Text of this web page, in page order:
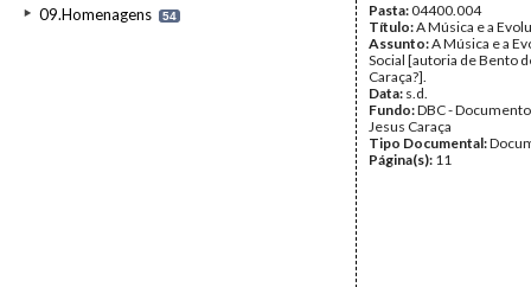
09.Homenagens 54 Pasta:04400.004
Título:A Música e a
Assunto:A Música e a
Social [autoria de Bento
Caraça?].
Data: s.d.
Fundo:DBC -
Jesus Caraça
Tipo Documental:
Página(s): 11